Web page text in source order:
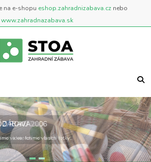
na e-shopu eshop.zahradnizabava.cz nebo
www.zahradnazabava.sk
ZÁBAVA
a venkovních hrách
ROKU 2006
videa, fotíme vlastní fotky...